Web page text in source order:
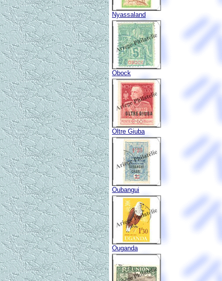
Nyassaland
Obock
Oltre Giuba
Oubangui
Ouganda